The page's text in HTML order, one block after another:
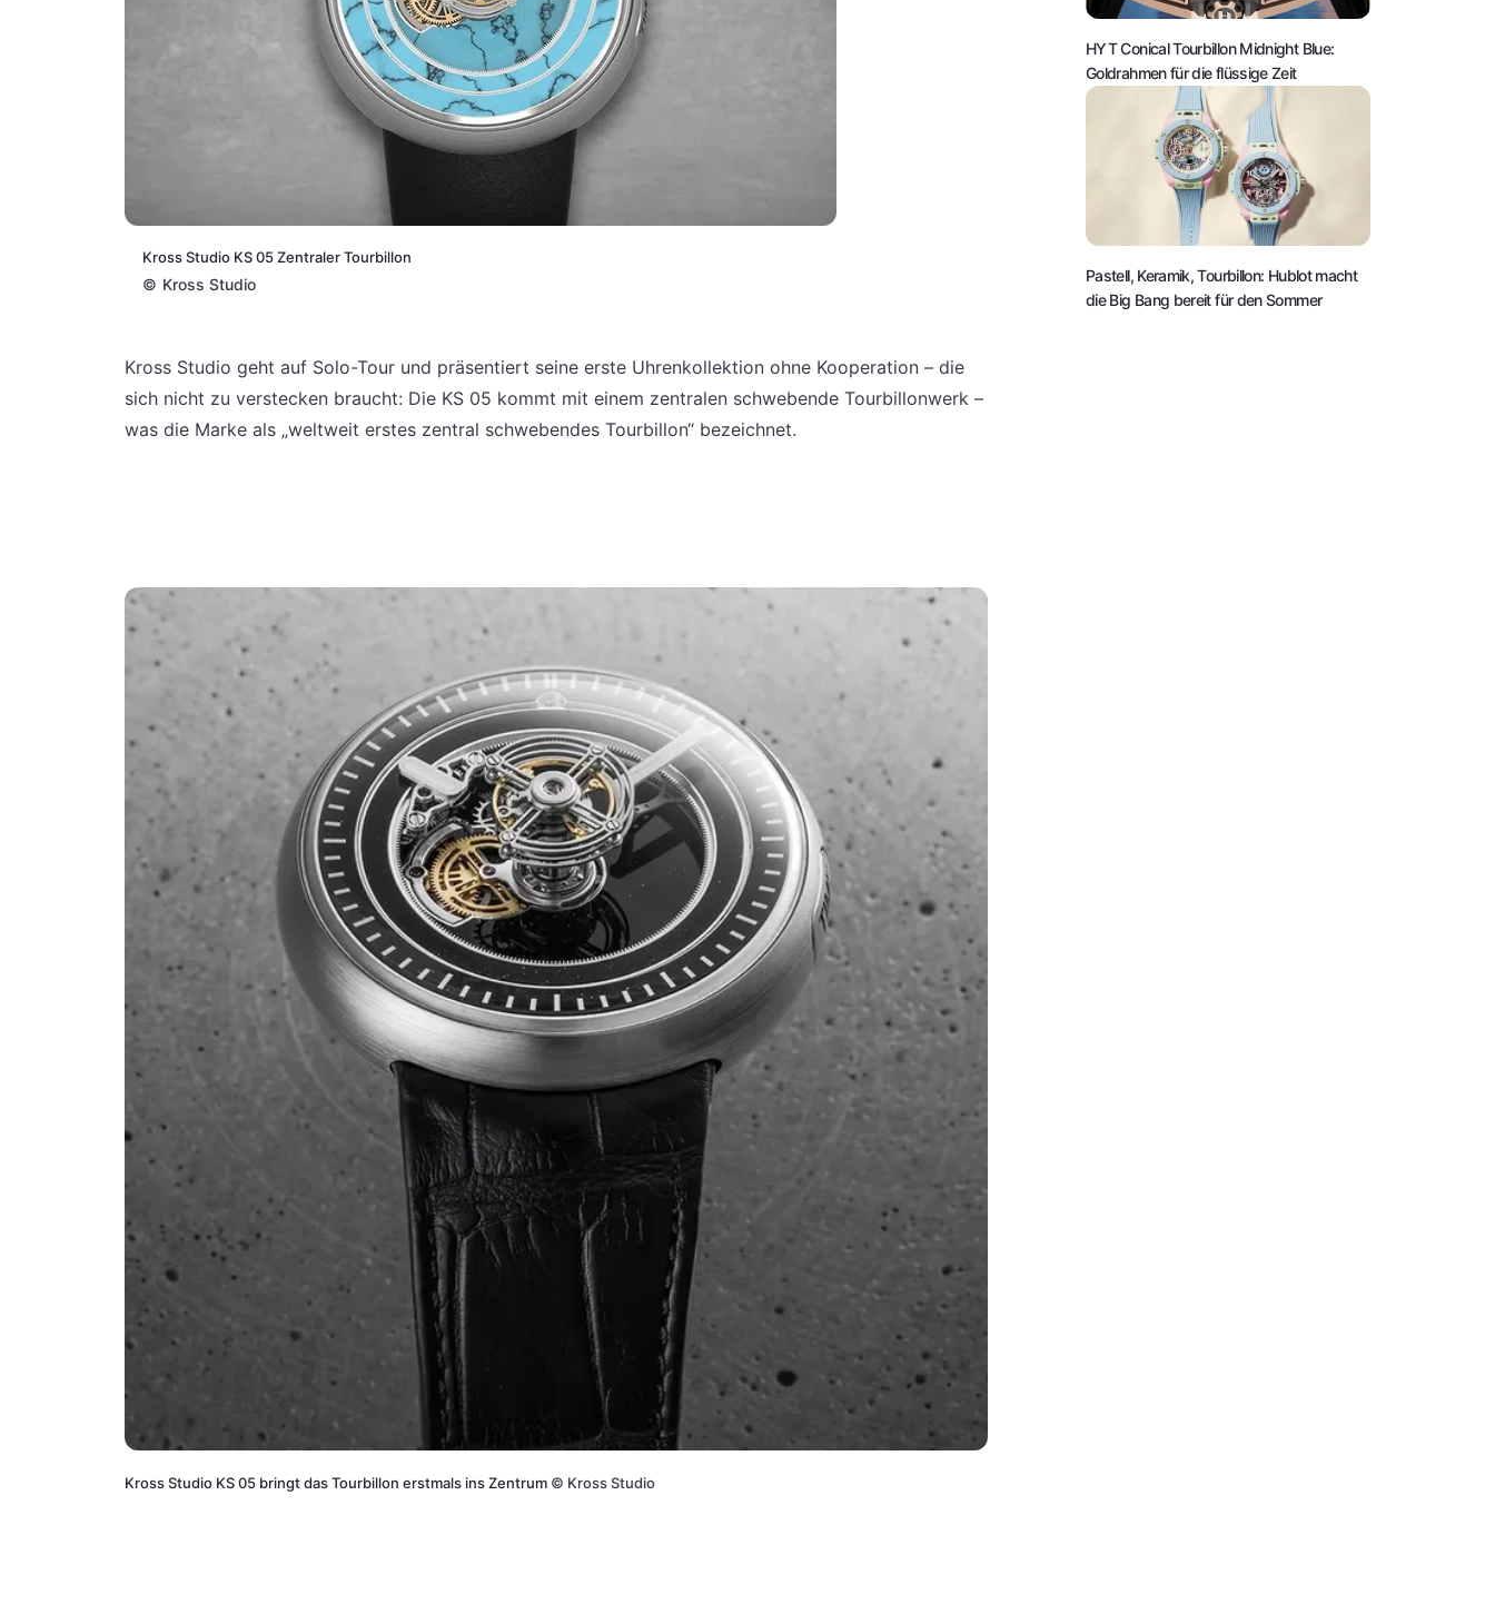
Kross Studio KS 05 Zentraler Tourbillon
© Kross Studio
Kross Studio geht auf Solo-Tour und präsentiert seine erste Uhrenkollektion ohne Kooperation – die
sich nicht zu verstecken braucht: Die KS 05 kommt mit einem zentralen schwebende Tourbillonwerk –
was die Marke als „weltweit erstes zentral schwebendes Tourbillon“ bezeichnet.
Kross Studio KS 05 bringt das Tourbillon erstmals ins Zentrum © Kross Studio
HYT Conical Tourbillon Midnight Blue:
Goldrahmen für die flüssige Zeit
Pastell, Keramik, Tourbillon: Hublot macht
die Big Bang bereit für den Sommer